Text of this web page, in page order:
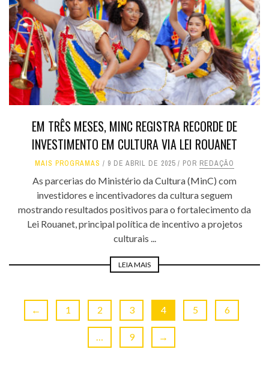
EM TRÊS MESES, MINC REGISTRA RECORDE DE
INVESTIMENTO EM CULTURA VIA LEI ROUANET
MAIS PROGRAMAS 9 DE ABRIL DE 2025 POR REDAÇÃO
As parcerias do Ministério da Cultura (MinC) com
investidores e incentivadores da cultura seguem
mostrando resultados positivos para o fortalecimento da
Lei Rouanet, principal política de incentivo a projetos
culturais ...
LEIA MAIS
← 1 2 3 4 5 6
… 9 →